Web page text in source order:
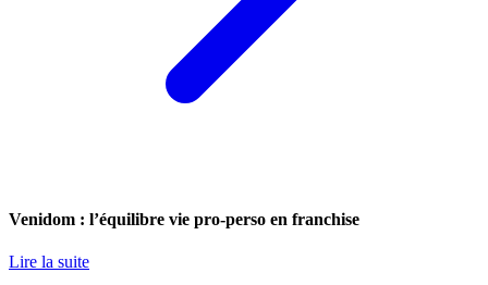
Venidom : l’équilibre vie pro-perso en franchise
Lire la suite